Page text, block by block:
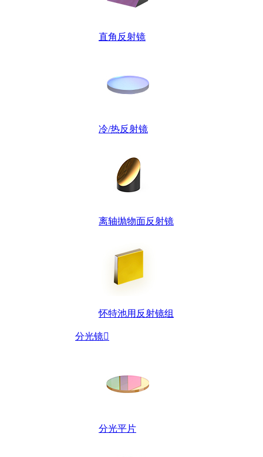
直角反射镜
冷/热反射镜
离轴抛物面反射镜
怀特池用反射镜组
分光镜
分光平片